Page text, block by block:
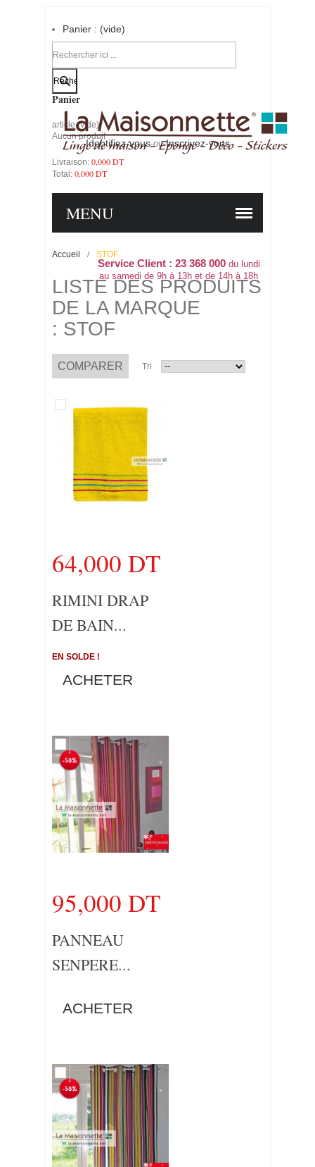
Identifiez-vous-ou-Inscrivez-vous
Panier : (vide)
Votre compte
Panier
article (vide)
Aucun produit
Livraison: 0,000 DT
Total: 0,000 DT
Service Client : 23 368 000du lundi
au samedi de 9h à 13h et de 14h à 18h
MENU
Accueil / STOF
LISTE DES PRODUITS
DE LA MARQUE
: STOF
Tri
64,000 DT
RIMINI DRAP
DE BAIN...
EN SOLDE !
ACHETER
95,000 DT
PANNEAU
SENPERE...
ACHETER